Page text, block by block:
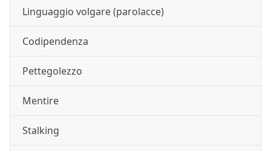
Linguaggio volgare (parolacce)
Codipendenza
Pettegolezzo
Mentire
Stalking